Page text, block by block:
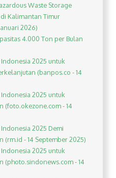
Waste Storage
Kalimantan Timur
2026)
4.000 Ton per Bulan
Indonesia 2025 untuk
(banpos.co - 14
Indonesia 2025 untuk
(foto.okezone.com - 14
2025 Demi
(rm.id - 14 September 2025)
Indonesia 2025 untuk
(photo.sindonews.com - 14